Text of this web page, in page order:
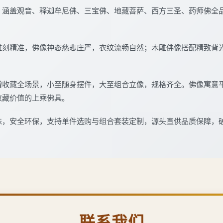
盖观音、释迦牟尼佛、三宝佛、地藏菩萨、西方三圣、药师佛
精准，佛像神态慈悲庄严，衣纹流畅自然；木雕佛像搭配精致
藏全场景，小至随身摆件，大至组合立像，规格齐全。佛像寓
价值的上乘佛具。
安全环保，支持单件选购与组合套装定制，源头直供品质保障